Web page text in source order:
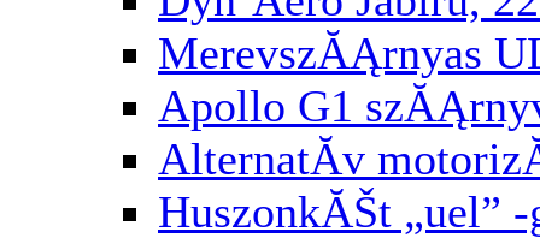
MerevszĂĄrnyas
Apollo G1
AlternatĂ­v
HuszonkĂŠt „uel”